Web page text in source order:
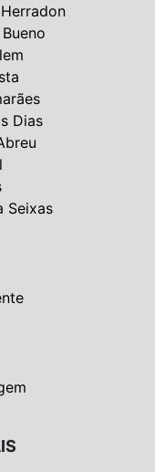
Dias
Seixas